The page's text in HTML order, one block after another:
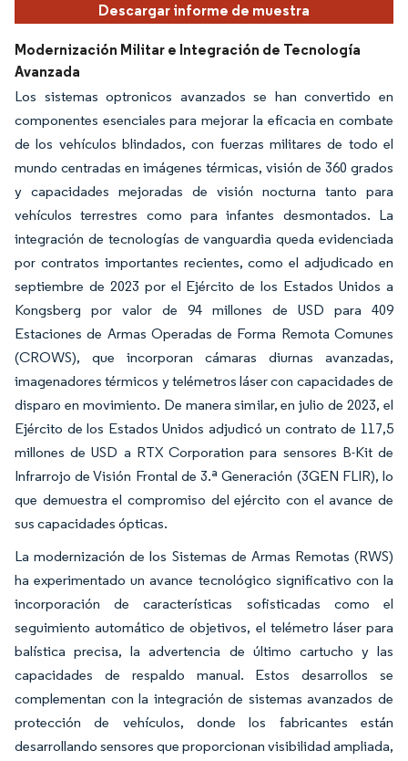
Descargar informe de muestra
Modernización Militar e Integración de Tecnología
Avanzada
Los sistemas optronicos avanzados se han convertido en
componentes esenciales para mejorar la eficacia en combate
de los vehículos blindados, con fuerzas militares de todo el
mundo centradas en imágenes térmicas, visión de 360 grados
y capacidades mejoradas de visión nocturna tanto para
vehículos terrestres como para infantes desmontados. La
integración de tecnologías de vanguardia queda evidenciada
por contratos importantes recientes, como el adjudicado en
septiembre de 2023 por el Ejército de los Estados Unidos a
Kongsberg por valor de 94 millones de USD para 409
Estaciones de Armas Operadas de Forma Remota Comunes
(CROWS), que incorporan cámaras diurnas avanzadas,
imagenadores térmicos y telémetros láser con capacidades de
disparo en movimiento. De manera similar, en julio de 2023, el
Ejército de los Estados Unidos adjudicó un contrato de 117,5
millones de USD a RTX Corporation para sensores B-Kit de
Infrarrojo de Visión Frontal de 3.ª Generación (3GEN FLIR), lo
que demuestra el compromiso del ejército con el avance de
sus capacidades ópticas.
La modernización de los Sistemas de Armas Remotas (RWS)
ha experimentado un avance tecnológico significativo con la
incorporación de características sofisticadas como el
seguimiento automático de objetivos, el telémetro láser para
balística precisa, la advertencia de último cartucho y las
capacidades de respaldo manual. Estos desarrollos se
complementan con la integración de sistemas avanzados de
protección de vehículos, donde los fabricantes están
desarrollando sensores que proporcionan visibilidad ampliada,